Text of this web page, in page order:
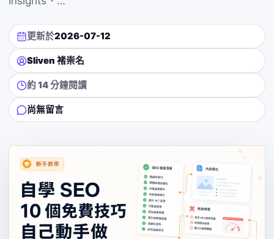
更新於2026-07-12
Sliven 褚崇名
約 14 分鐘閱讀
尚無留言